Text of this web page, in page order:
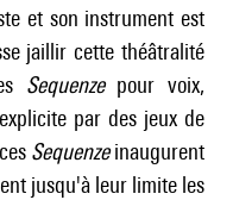
et son instrument est
jaillir cette théâtralité
Sequenzepour voix,
par des jeux de
Sequenzeinaugurent
jusqu'à leur limite les